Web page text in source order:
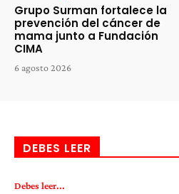
Grupo Surman fortalece la
prevención del cáncer de
mama junto a Fundación
CIMA
6 agosto 2026
DEBES LEER
Debes leer...